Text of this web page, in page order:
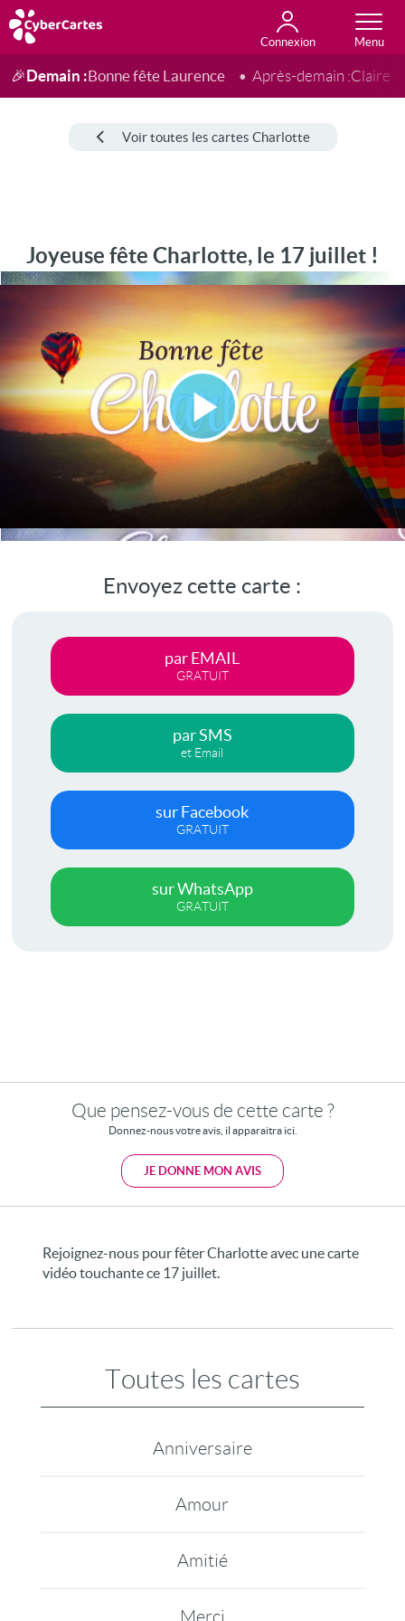
Connexion
Anniversaire
Fête du jour
Amour
Amitié
Merci
Toutes les cartes
🎉Demain :Bonne fête Laurence Après-demain :Claire
Voir toutes les cartes Charlotte
Joyeuse fête Charlotte, le 17 juillet !
Lire
la
vidéo
Envoyez cette carte :
par EMAIL
GRATUIT
par SMS
et Email
sur Facebook
GRATUIT
sur WhatsApp
GRATUIT
Que pensez-vous de cette carte ?
Donnez-nous votre avis, il apparaitra ici.
JE DONNE MON AVIS
Rejoignez-nous pour fêter Charlotte avec une carte
vidéo touchante ce 17 juillet.
Toutes les cartes
Anniversaire
Amour
Amitié
Merci